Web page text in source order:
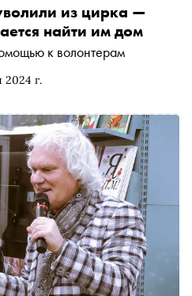
2024 г.
из цирка —
найти им дом
к волонтерам